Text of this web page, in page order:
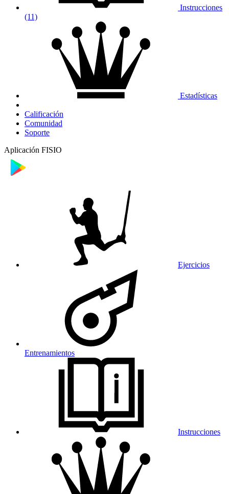
Instrucciones
(11)
Estadísticas
Calificación
Comunidad
Soporte
Aplicación FISIO
Ejercicios
Entrenamientos
Instrucciones